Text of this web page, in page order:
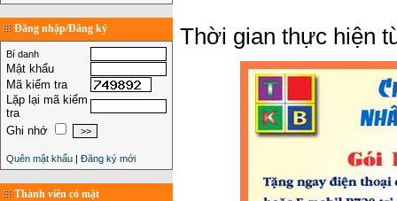
Đăng nhập/Đăng ký
Bí danh
Mật khẩu
Mã kiểm tra
Lặp lại mã kiểm
tra
Ghi nhớ
Quên mật khẩu | Đăng ký mới
Thành viên có mặt
Thời gian thực hiện